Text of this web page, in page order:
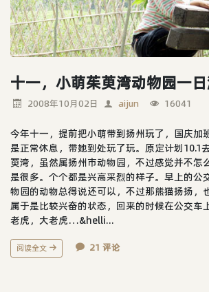
十一，小萌茱萸湾动物园一
2008年10月02日 aijun 16041
今年十一，提前把小萌带到扬州玩了，国庆加
是正常休息，带她到处玩了玩。原定计划10.1
萸湾，虽然属扬州市动物园，不过感觉并不怎
是很多。个个都是兴高采烈的样子。早上的公
物园的动物总得说还可以，不过那熊猫扬扬，
属于是比较兴奋的状态，回来的时候在公交车
老虎，大老虎…&helli...
阅读全文 21 评论